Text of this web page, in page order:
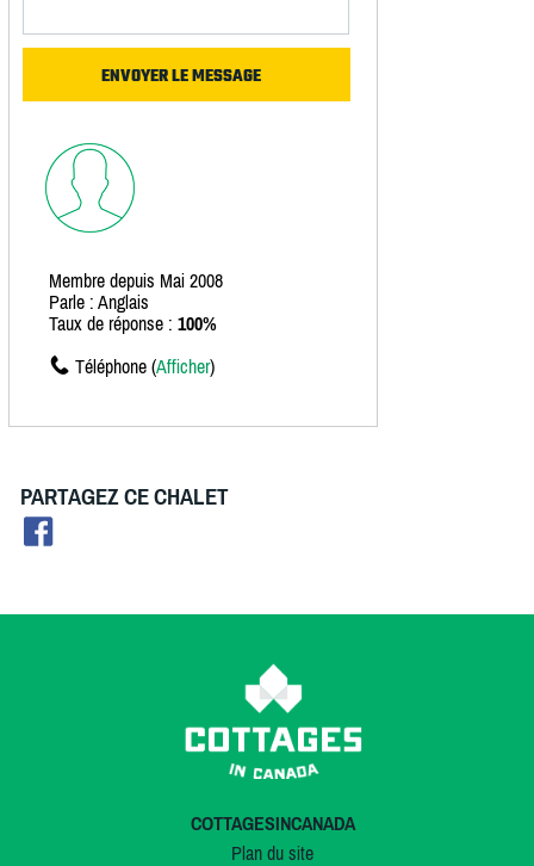
Membre depuis Mai 2008
Parle : Anglais
Taux de réponse : 100%
Téléphone (Afficher)
PARTAGEZ CE CHALET
COTTAGESINCANADA
Plan du site